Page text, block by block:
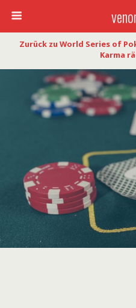
Zurück zu World Series of
Karma